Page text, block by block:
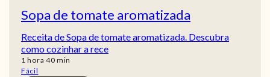
Sopa de tomate aromatizada
Receita de Sopa de tomate aromatizada. Descubra
como cozinhar a rece
1 hora
hora 40min
min
Fácil